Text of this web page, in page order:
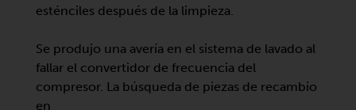
esténciles después de la limpieza.
Se produjo una avería en el sistema de lavado al
fallar el convertidor de frecuencia del
compresor. La búsqueda de piezas de recambio
en